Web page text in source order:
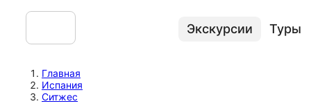
Экскурсии Туры
Главная
Испания
Ситжес